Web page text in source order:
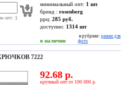
опт: 1
минимальный опт: 1 шт
бренд : rosenberg
ррц: 285 руб.
доступно: 1314 шт
в наличии
в рубрике: рамки для
фото
7222
92.68 р.
крупный опт от 100 000 р.